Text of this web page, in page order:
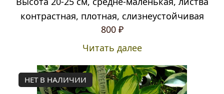
контрастная, плотная, слизнеустойчивая
800 ₽
Читать далее
НЕТ В НАЛИЧИИ